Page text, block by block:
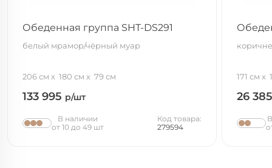
Обеденная группа SHT-DS291
белый мрамор/чёрный муар
206 см 180 см 79 см
133 995 р/шт
В наличии
от 10 до 49 шт
Код товара:
279594
171 см
26